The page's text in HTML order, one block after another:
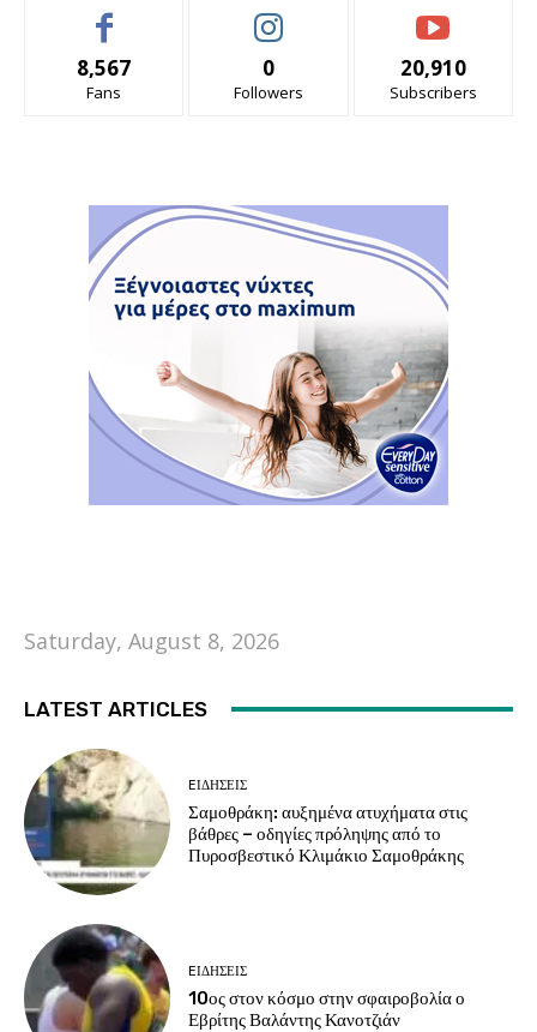
8,567
Fans
0
Followers
20,910
Subscribers
Saturday, August 8, 2026
LATEST ARTICLES
EΙΔΗΣΕΙΣ
Σαμοθράκη: αυξημένα ατυχήματα στις
βάθρες – οδηγίες πρόληψης από το
Πυροσβεστικό Κλιμάκιο Σαμοθράκης
EΙΔΗΣΕΙΣ
10ος στον κόσμο στην σφαιροβολία ο
Εβρίτης Βαλάντης Κανοτζιάν